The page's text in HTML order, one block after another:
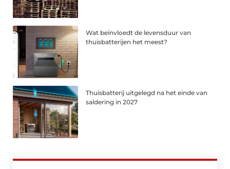
Wat beïnvloedt de levensduur van
thuisbatterijen het meest?
Thuisbatterij uitgelegd na het einde van
saldering in 2027